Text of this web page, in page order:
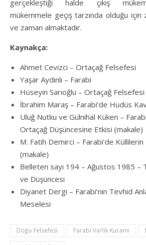
gerçekleştiği halde çıkış
mükemmele geçiş tarzında olduğu
ve zaman almaktadır.
Kaynakça:
Ahmet Cevizci – Ortaçağ Felsefesi
Yaşar Aydınlı – Farabi
Hüseyin Sarıoğlu – Ortaçağ Felsefesi
İbrahim Maraş – Farabi’de Hudüs
Uluğ Nutku ve Gülnihal Küken –
Ortaçağ Düşüncesine Etkisi (makale)
M. Fatih Demirci – Farabi’de Küllilerin
(makale)
Belleten sayı 194 – Ağustos 1985 –
ve Düşüncesi
Diyanet Dergi – Farabi’nin Tevhid
Meselesi
Doğu Felsefesi Farabi Varlık Kuramı